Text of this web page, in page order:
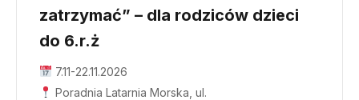
zatrzymać” – dla rodziców dzieci
do 6.r.ż
7.11-22.11.2026
Poradnia Latarnia Morska, ul.